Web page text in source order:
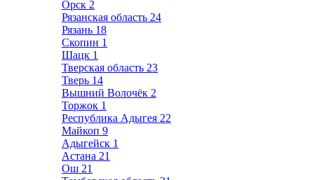
Орск 2
Рязанская область 24
Рязань 18
Скопин 1
Шацк 1
Тверская область 23
Тверь 14
Вышний Волочёк 2
Торжок 1
Республика Адыгея 22
Майкоп 9
Адыгейск 1
Астана 21
Ош 21